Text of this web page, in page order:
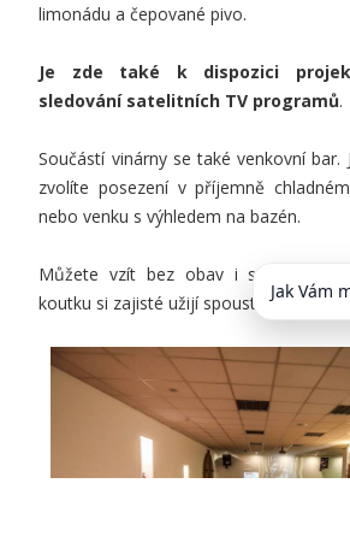
limonádu a čepované pivo.
Je zde také k dispozici
sledování satelitních TV programů.
Součástí vinárny se také venkovní bar.
zvolíte posezení v příjemně
nebo venku s výhledem na bazén.
Můžete vzít bez obav i své malé
koutku si zajisté užijí spoustu legrace :-
Jak Vám